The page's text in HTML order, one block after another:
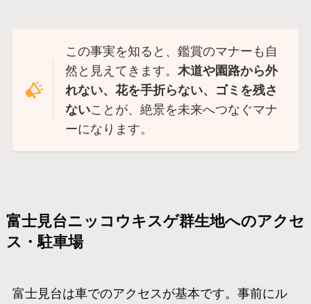
この事実を知ると、鑑賞のマナーも自
然と見えてきます。木道や園路から外
れない、花を手折らない、ゴミを残さ
ないことが、絶景を未来へつなぐマナ
ーになります。
富士見台ニッコウキスゲ群生地へのアクセ
ス・駐車場
富士見台は車でのアクセスが基本です。事前にル